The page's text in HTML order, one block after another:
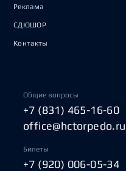
Реклама
СДЮШОР
Контакты
Общие вопросы
+7 (831) 465-16-60
office@hctorpedo.ru
Билеты
+7 (920) 006-05-34